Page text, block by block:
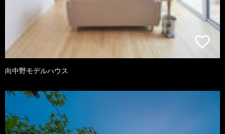
向中野モデルハウス